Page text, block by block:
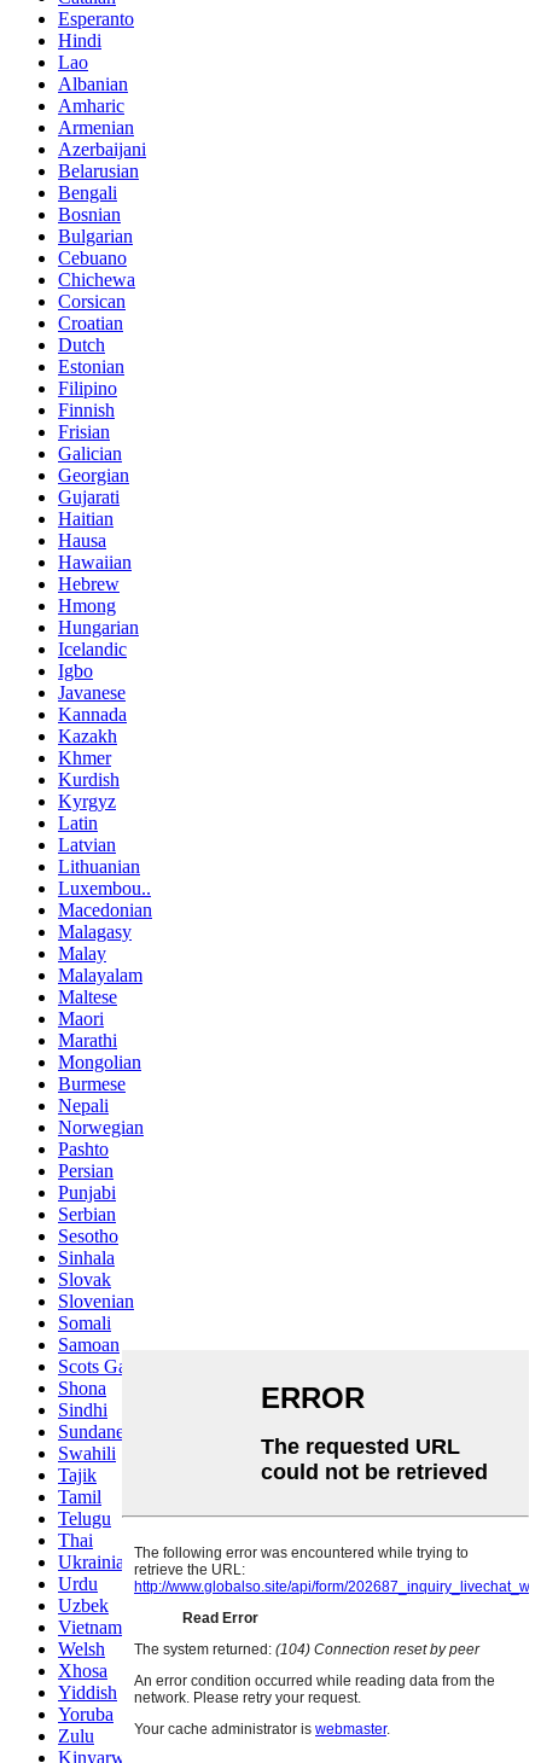
Esperanto
Hindi
Lao
Albanian
Amharic
Armenian
Azerbaijani
Belarusian
Bengali
Bosnian
Bulgarian
Cebuano
Chichewa
Corsican
Croatian
Dutch
Estonian
Filipino
Finnish
Frisian
Galician
Georgian
Gujarati
Haitian
Hausa
Hawaiian
Hebrew
Hmong
Hungarian
Icelandic
Igbo
Javanese
Kannada
Kazakh
Khmer
Kurdish
Kyrgyz
Latin
Latvian
Lithuanian
Luxembou..
Macedonian
Malagasy
Malay
Malayalam
Maltese
Maori
Marathi
Mongolian
Burmese
Nepali
Norwegian
Pashto
Persian
Punjabi
Serbian
Sesotho
Sinhala
Slovak
Slovenian
Somali
Samoan
Scots Gaelic
Shona
Sindhi
Sundanese
Swahili
Tajik
Tamil
Telugu
Thai
Ukrainian
Urdu
Uzbek
Vietnamese
Welsh
Xhosa
Yiddish
Yoruba
Zulu
Kinyarwanda